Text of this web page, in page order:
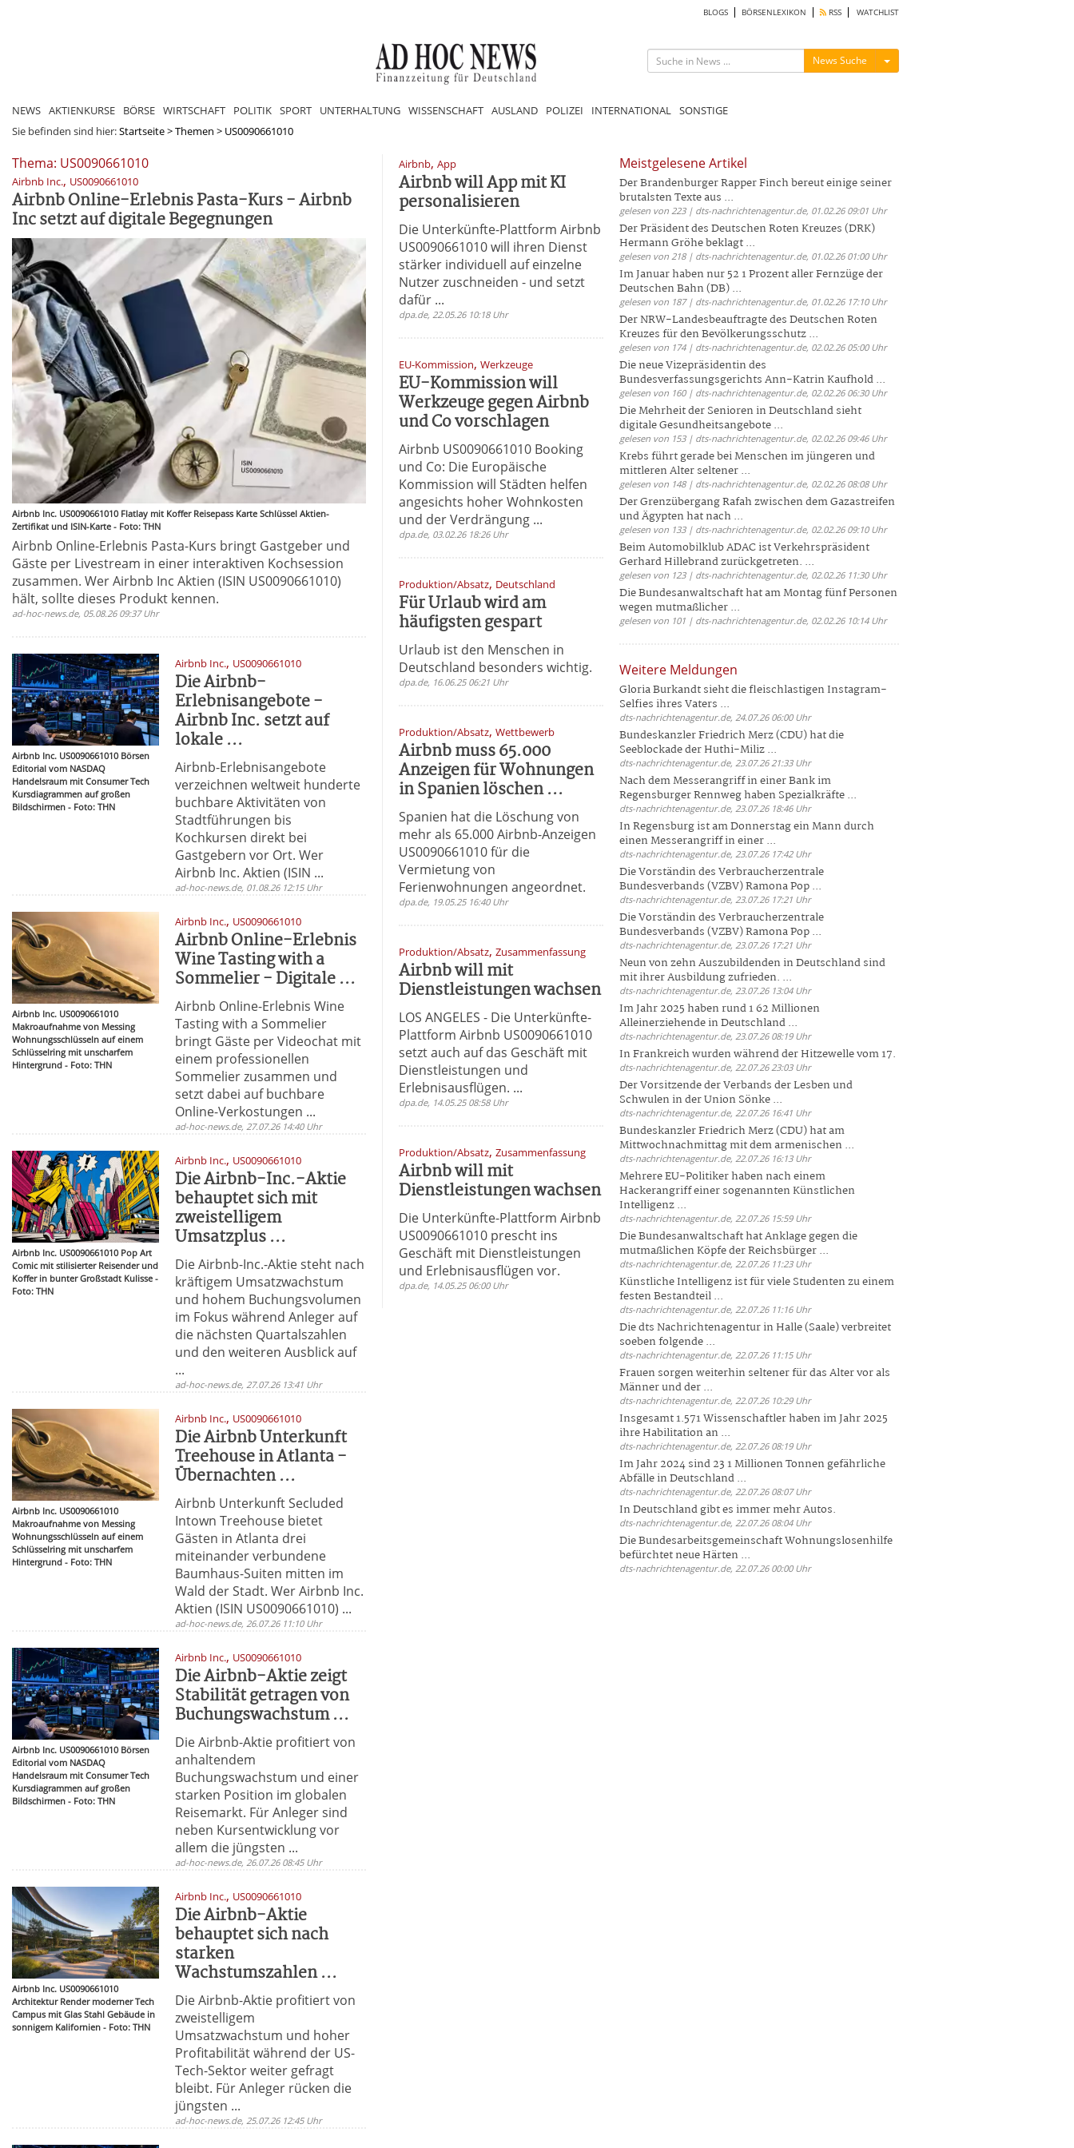
BLOGS BÖRSENLEXIKON RSS WATCHLIST
News Suche Menü ein-/ausblenden
NEWS AKTIENKURSE BÖRSE WIRTSCHAFT POLITIK SPORT UNTERHALTUNG WISSENSCHAFT AUSLAND POLIZEI INTERNATIONAL SONSTIGE
Sie befinden sind hier:Startseite>Themen > US0090661010
Thema: US0090661010
Airbnb Inc., US0090661010
Airbnb Online-Erlebnis Pasta-Kurs - Airbnb
Inc setzt auf digitale Begegnungen
Airbnb Inc. US0090661010 Flatlay mit Koffer Reisepass Karte Schlüssel Aktien-
Zertifikat und ISIN-Karte - Foto: THN
Airbnb Online-Erlebnis Pasta-Kurs bringt Gastgeber und
Gäste per Livestream in einer interaktiven Kochsession
zusammen. Wer Airbnb Inc Aktien (ISIN US0090661010)
hält, sollte dieses Produkt kennen.
ad-hoc-news.de, 05.08.26 09:37 Uhr
Airbnb Inc. US0090661010 Börsen
Editorial vom NASDAQ
Handelsraum mit Consumer Tech
Kursdiagrammen auf großen
Bildschirmen - Foto: THN
Airbnb Inc., US0090661010
Die Airbnb-
Erlebnisangebote -
Airbnb Inc. setzt auf
lokale ...
Airbnb-Erlebnisangebote
verzeichnen weltweit hunderte
buchbare Aktivitäten von
Stadtführungen bis
Kochkursen direkt bei
Gastgebern vor Ort. Wer
Airbnb Inc. Aktien (ISIN ...
ad-hoc-news.de, 01.08.26 12:15 Uhr
Airbnb Inc. US0090661010
Makroaufnahme von Messing
Wohnungsschlüsseln auf einem
Schlüsselring mit unscharfem
Hintergrund - Foto: THN
Airbnb Inc., US0090661010
Airbnb Online-Erlebnis
Wine Tasting with a
Sommelier - Digitale ...
Airbnb Online-Erlebnis Wine
Tasting with a Sommelier
bringt Gäste per Videochat mit
einem professionellen
Sommelier zusammen und
setzt dabei auf buchbare
Online-Verkostungen ...
ad-hoc-news.de, 27.07.26 14:40 Uhr
Airbnb Inc. US0090661010 Pop Art
Comic mit stilisierter Reisender und
Koffer in bunter Großstadt Kulisse -
Foto: THN
Airbnb Inc., US0090661010
Die Airbnb-Inc.-Aktie
behauptet sich mit
zweistelligem
Umsatzplus ...
Die Airbnb-Inc.-Aktie steht nach
kräftigem Umsatzwachstum
und hohem Buchungsvolumen
im Fokus während Anleger auf
die nächsten Quartalszahlen
und den weiteren Ausblick auf
...
ad-hoc-news.de, 27.07.26 13:41 Uhr
Airbnb Inc. US0090661010
Makroaufnahme von Messing
Wohnungsschlüsseln auf einem
Schlüsselring mit unscharfem
Hintergrund - Foto: THN
Airbnb Inc., US0090661010
Die Airbnb Unterkunft
Treehouse in Atlanta -
Übernachten ...
Airbnb Unterkunft Secluded
Intown Treehouse bietet
Gästen in Atlanta drei
miteinander verbundene
Baumhaus-Suiten mitten im
Wald der Stadt. Wer Airbnb Inc.
Aktien (ISIN US0090661010) ...
ad-hoc-news.de, 26.07.26 11:10 Uhr
Airbnb Inc. US0090661010 Börsen
Editorial vom NASDAQ
Handelsraum mit Consumer Tech
Kursdiagrammen auf großen
Bildschirmen - Foto: THN
Airbnb Inc., US0090661010
Die Airbnb-Aktie zeigt
Stabilität getragen von
Buchungswachstum ...
Die Airbnb-Aktie profitiert von
anhaltendem
Buchungswachstum und einer
starken Position im globalen
Reisemarkt. Für Anleger sind
neben Kursentwicklung vor
allem die jüngsten ...
ad-hoc-news.de, 26.07.26 08:45 Uhr
Airbnb Inc. US0090661010
Architektur Render moderner Tech
Campus mit Glas Stahl Gebäude in
sonnigem Kalifornien - Foto: THN
Airbnb Inc., US0090661010
Die Airbnb-Aktie
behauptet sich nach
starken
Wachstumszahlen ...
Die Airbnb-Aktie profitiert von
zweistelligem
Umsatzwachstum und hoher
Profitabilität während der US-
Tech-Sektor weiter gefragt
bleibt. Für Anleger rücken die
jüngsten ...
ad-hoc-news.de, 25.07.26 12:45 Uhr
Airbnb, App
Airbnb will App mit KI
personalisieren
Die Unterkünfte-Plattform Airbnb
US0090661010 will ihren Dienst
stärker individuell auf einzelne
Nutzer zuschneiden - und setzt
dafür ...
dpa.de, 22.05.26 10:18 Uhr
EU-Kommission, Werkzeuge
EU-Kommission will
Werkzeuge gegen Airbnb
und Co vorschlagen
Airbnb US0090661010 Booking
und Co: Die Europäische
Kommission will Städten helfen
angesichts hoher Wohnkosten
und der Verdrängung ...
dpa.de, 03.02.26 18:26 Uhr
Produktion/Absatz, Deutschland
Für Urlaub wird am
häufigsten gespart
Urlaub ist den Menschen in
Deutschland besonders wichtig.
dpa.de, 16.06.25 06:21 Uhr
Produktion/Absatz, Wettbewerb
Airbnb muss 65.000
Anzeigen für Wohnungen
in Spanien löschen ...
Spanien hat die Löschung von
mehr als 65.000 Airbnb-Anzeigen
US0090661010 für die
Vermietung von
Ferienwohnungen angeordnet.
dpa.de, 19.05.25 16:40 Uhr
Produktion/Absatz, Zusammenfassung
Airbnb will mit
Dienstleistungen wachsen
LOS ANGELES - Die Unterkünfte-
Plattform Airbnb US0090661010
setzt auch auf das Geschäft mit
Dienstleistungen und
Erlebnisausflügen. ...
dpa.de, 14.05.25 08:58 Uhr
Produktion/Absatz, Zusammenfassung
Airbnb will mit
Dienstleistungen wachsen
Die Unterkünfte-Plattform Airbnb
US0090661010 prescht ins
Geschäft mit Dienstleistungen
und Erlebnisausflügen vor.
dpa.de, 14.05.25 06:00 Uhr
Meistgelesene Artikel
Der Brandenburger Rapper Finch bereut einige seiner
brutalsten Texte aus ...
gelesen von 223 | dts-nachrichtenagentur.de, 01.02.26 09:01 Uhr
Der Präsident des Deutschen Roten Kreuzes (DRK)
Hermann Gröhe beklagt ...
gelesen von 218 | dts-nachrichtenagentur.de, 01.02.26 01:00 Uhr
Im Januar haben nur 52 1 Prozent aller Fernzüge der
Deutschen Bahn (DB) ...
gelesen von 187 | dts-nachrichtenagentur.de, 01.02.26 17:10 Uhr
Der NRW-Landesbeauftragte des Deutschen Roten
Kreuzes für den Bevölkerungsschutz ...
gelesen von 174 | dts-nachrichtenagentur.de, 02.02.26 05:00 Uhr
Die neue Vizepräsidentin des
Bundesverfassungsgerichts Ann-Katrin Kaufhold ...
gelesen von 160 | dts-nachrichtenagentur.de, 02.02.26 06:30 Uhr
Die Mehrheit der Senioren in Deutschland sieht
digitale Gesundheitsangebote ...
gelesen von 153 | dts-nachrichtenagentur.de, 02.02.26 09:46 Uhr
Krebs führt gerade bei Menschen im jüngeren und
mittleren Alter seltener ...
gelesen von 148 | dts-nachrichtenagentur.de, 02.02.26 08:08 Uhr
Der Grenzübergang Rafah zwischen dem Gazastreifen
und Ägypten hat nach ...
gelesen von 133 | dts-nachrichtenagentur.de, 02.02.26 09:10 Uhr
Beim Automobilklub ADAC ist Verkehrspräsident
Gerhard Hillebrand zurückgetreten. ...
gelesen von 123 | dts-nachrichtenagentur.de, 02.02.26 11:30 Uhr
Die Bundesanwaltschaft hat am Montag fünf Personen
wegen mutmaßlicher ...
gelesen von 101 | dts-nachrichtenagentur.de, 02.02.26 10:14 Uhr
Weitere Meldungen
Gloria Burkandt sieht die fleischlastigen Instagram-
Selfies ihres Vaters ...
dts-nachrichtenagentur.de, 24.07.26 06:00 Uhr
Bundeskanzler Friedrich Merz (CDU) hat die
Seeblockade der Huthi-Miliz ...
dts-nachrichtenagentur.de, 23.07.26 21:33 Uhr
Nach dem Messerangriff in einer Bank im
Regensburger Rennweg haben Spezialkräfte ...
dts-nachrichtenagentur.de, 23.07.26 18:46 Uhr
In Regensburg ist am Donnerstag ein Mann durch
einen Messerangriff in einer ...
dts-nachrichtenagentur.de, 23.07.26 17:42 Uhr
Die Vorständin des Verbraucherzentrale
Bundesverbands (VZBV) Ramona Pop ...
dts-nachrichtenagentur.de, 23.07.26 17:21 Uhr
Die Vorständin des Verbraucherzentrale
Bundesverbands (VZBV) Ramona Pop ...
dts-nachrichtenagentur.de, 23.07.26 17:21 Uhr
Neun von zehn Auszubildenden in Deutschland sind
mit ihrer Ausbildung zufrieden. ...
dts-nachrichtenagentur.de, 23.07.26 13:04 Uhr
Im Jahr 2025 haben rund 1 62 Millionen
Alleinerziehende in Deutschland ...
dts-nachrichtenagentur.de, 23.07.26 08:19 Uhr
In Frankreich wurden während der Hitzewelle vom 17.
dts-nachrichtenagentur.de, 22.07.26 23:03 Uhr
Der Vorsitzende der Verbands der Lesben und
Schwulen in der Union Sönke ...
dts-nachrichtenagentur.de, 22.07.26 16:41 Uhr
Bundeskanzler Friedrich Merz (CDU) hat am
Mittwochnachmittag mit dem armenischen ...
dts-nachrichtenagentur.de, 22.07.26 16:13 Uhr
Mehrere EU-Politiker haben nach einem
Hackerangriff einer sogenannten Künstlichen
Intelligenz ...
dts-nachrichtenagentur.de, 22.07.26 15:59 Uhr
Die Bundesanwaltschaft hat Anklage gegen die
mutmaßlichen Köpfe der Reichsbürger ...
dts-nachrichtenagentur.de, 22.07.26 11:23 Uhr
Künstliche Intelligenz ist für viele Studenten zu einem
festen Bestandteil ...
dts-nachrichtenagentur.de, 22.07.26 11:16 Uhr
Die dts Nachrichtenagentur in Halle (Saale) verbreitet
soeben folgende ...
dts-nachrichtenagentur.de, 22.07.26 11:15 Uhr
Frauen sorgen weiterhin seltener für das Alter vor als
Männer und der ...
dts-nachrichtenagentur.de, 22.07.26 10:29 Uhr
Insgesamt 1.571 Wissenschaftler haben im Jahr 2025
ihre Habilitation an ...
dts-nachrichtenagentur.de, 22.07.26 08:19 Uhr
Im Jahr 2024 sind 23 1 Millionen Tonnen gefährliche
Abfälle in Deutschland ...
dts-nachrichtenagentur.de, 22.07.26 08:07 Uhr
In Deutschland gibt es immer mehr Autos.
dts-nachrichtenagentur.de, 22.07.26 08:04 Uhr
Die Bundesarbeitsgemeinschaft Wohnungslosenhilfe
befürchtet neue Härten ...
dts-nachrichtenagentur.de, 22.07.26 00:00 Uhr